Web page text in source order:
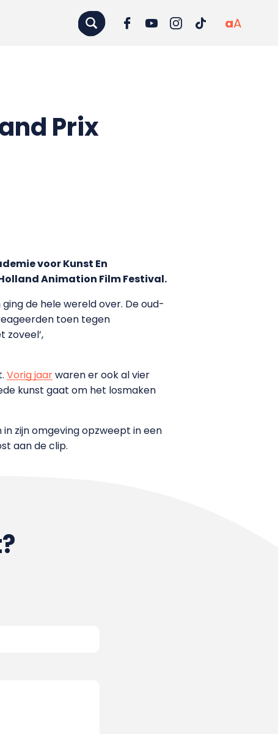
aA
Prix
voor Kunst En
Animation Film Festival.
de hele wereld over. De oud-
toen tegen
zoveel’,
Vorig jaarwaren er ook al vier
kunst gaat om het losmaken
zijn omgeving opzweept in een
aan de clip.